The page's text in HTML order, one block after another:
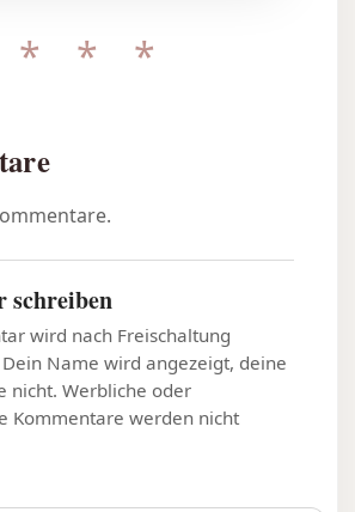
* * *
schreiben
wird nach Freischaltung
Name wird angezeigt, deine
nicht. Werbliche oder
Kommentare werden nicht